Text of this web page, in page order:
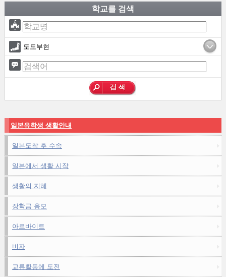
학교를 검색
도도부현
일본유학생 생활안내
일본도착 후 수속
일본에서 생활 시작
생활의 지혜
장학금 응모
아르바이트
비자
교류활동에 도전